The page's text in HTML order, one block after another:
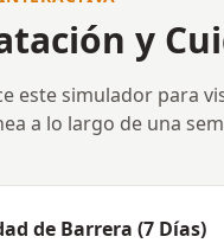
y
este simulador para
a lo largo de una
de Barrera (7 Días)